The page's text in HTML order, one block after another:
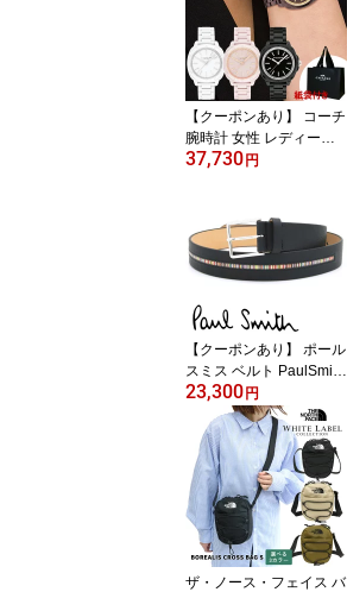
ンニング 登山 スキー ア
ウトドア サーフィン 心
電図 Suica対応 耐衝撃構
造 音楽再生 通知機能
【在庫あり】
【クーポンあり】 コーチ
腕時計 女性 レディース
【安心の正規品・保証5
4MM CERAMIC キット
選べる4色 アレルギー対
応のセラミック素材 【在
庫あり】【誕生日 お祝い
プレゼント ギフト】
37,730円
【クーポンあり】 ポール
スミス ベルト PaulSmith
メンズベルト レザー メ
ンズ 男性 ブラック マル
チストライプ M1A-5775-
BINSTB 79 【在庫あり】
【誕生日 お祝い プレゼ
ント ギフト】
23,300円
ザ・ノース・フェイス バ